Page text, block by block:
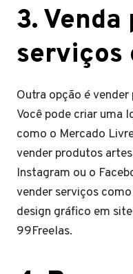
3.
serviços
Outra opção é
Você pode criar uma
como o Mercado
vender produtos
Instagram ou o
vender serviços
design gráfico em
99Freelas.